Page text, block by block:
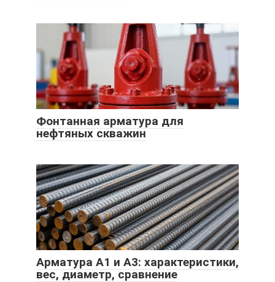
Фонтанная арматура для
нефтяных скважин
Арматура А1 и А3: характеристики,
вес, диаметр, сравнение